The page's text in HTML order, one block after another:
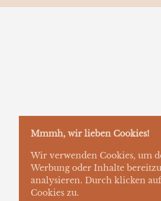
Mmmh, wir lieben Cookies!
Wir verwenden Cookies, um
Werbung oder Inhalte
analysieren. Durch klicken
Cookies zu.